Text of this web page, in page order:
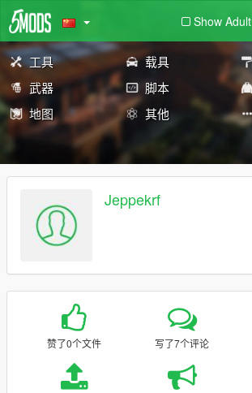
Show Adult
工具 载具
武器
脚本
地图
其他
Jeppekrf
赞了0个文件 写了7个评论